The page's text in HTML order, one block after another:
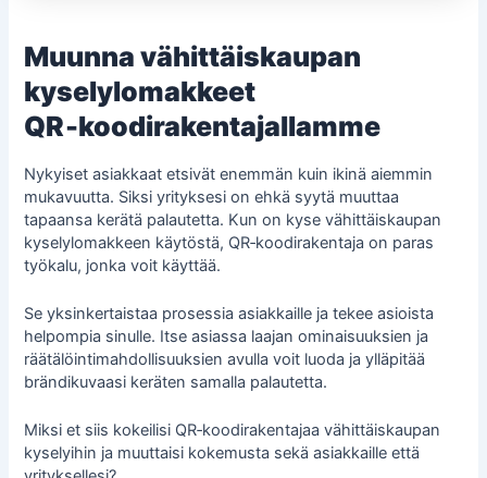
Muunna vähittäiskaupan
kyselylomakkeet
QR‑koodirakentajallamme
Nykyiset asiakkaat etsivät enemmän kuin ikinä aiemmin
mukavuutta. Siksi yrityksesi on ehkä syytä muuttaa
tapaansa kerätä palautetta. Kun on kyse vähittäiskaupan
kyselylomakkeen käytöstä, QR‑koodirakentaja on paras
työkalu, jonka voit käyttää.
Se yksinkertaistaa prosessia asiakkaille ja tekee asioista
helpompia sinulle. Itse asiassa laajan ominaisuuksien ja
räätälöintimahdollisuuksien avulla voit luoda ja ylläpitää
brändikuvaasi keräten samalla palautetta.
Miksi et siis kokeilisi QR‑koodirakentajaa vähittäiskaupan
kyselyihin ja muuttaisi kokemusta sekä asiakkaille että